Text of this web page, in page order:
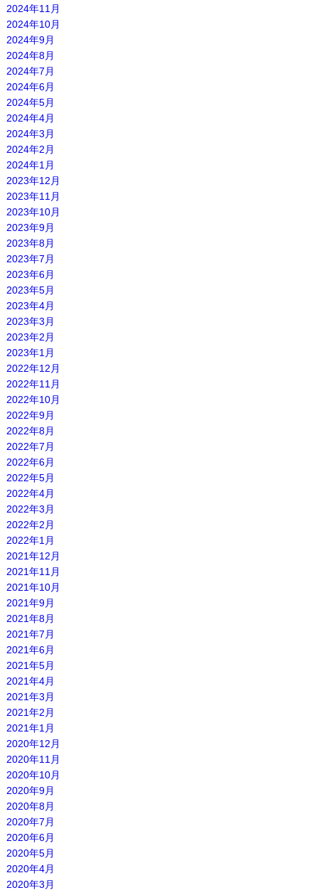
2024年11月
2024年10月
2024年9月
2024年8月
2024年7月
2024年6月
2024年5月
2024年4月
2024年3月
2024年2月
2024年1月
2023年12月
2023年11月
2023年10月
2023年9月
2023年8月
2023年7月
2023年6月
2023年5月
2023年4月
2023年3月
2023年2月
2023年1月
2022年12月
2022年11月
2022年10月
2022年9月
2022年8月
2022年7月
2022年6月
2022年5月
2022年4月
2022年3月
2022年2月
2022年1月
2021年12月
2021年11月
2021年10月
2021年9月
2021年8月
2021年7月
2021年6月
2021年5月
2021年4月
2021年3月
2021年2月
2021年1月
2020年12月
2020年11月
2020年10月
2020年9月
2020年8月
2020年7月
2020年6月
2020年5月
2020年4月
2020年3月